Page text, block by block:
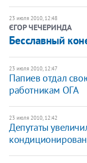
23 июля 2010, 12:48
ЄГОР ЧЕЧЕРИНДА
Бесславный
23 июля 2010, 12:47
Папиев отдал
работникам ОГА
23 июля 2010, 12:42
Депутаты